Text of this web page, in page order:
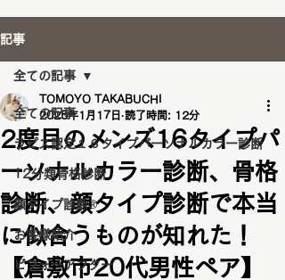
記事
全ての記事
ラピス認定１６タイプパーソナルカラー診断
12分類骨格診断
顔タイプ診断®️
お客様紹介
ビフォーアフター
全ての記事
2度目のメンズ16タイプパ
ーソナルカラー診断、骨格
診断、顔タイプ診断で本当
に似合うものが知れた！
【倉敷市20代男性ペア】
TOMOYO TAKABUCHI
2025年1月17日 読了時間: 12分